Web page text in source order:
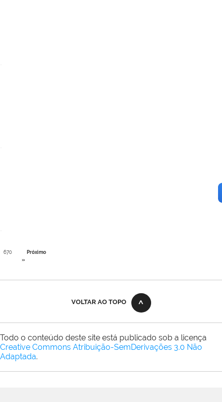
670
Próximo
»
VOLTAR AO TOPO
Todo o conteúdo deste site está publicado sob a licença
Creative Commons Atribuição-SemDerivações 3.0 Não
Adaptada.